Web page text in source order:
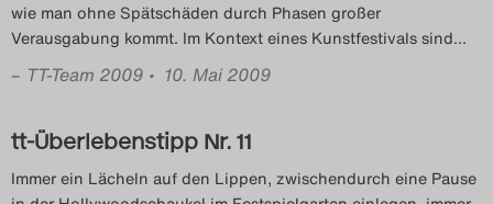
Das Theatertreffen-Blog
2019
Das Theatertreffen-Blog
2020
wie man ohne Spätschäden durch Phasen großer
Verausgabung kommt. Im Kontext eines Kunstfestivals sind…
– TT-Team 2009 • 10. Mai 2009
tt-Überlebenstipp Nr. 11
Immer ein Lächeln auf den Lippen, zwischendurch eine Pause